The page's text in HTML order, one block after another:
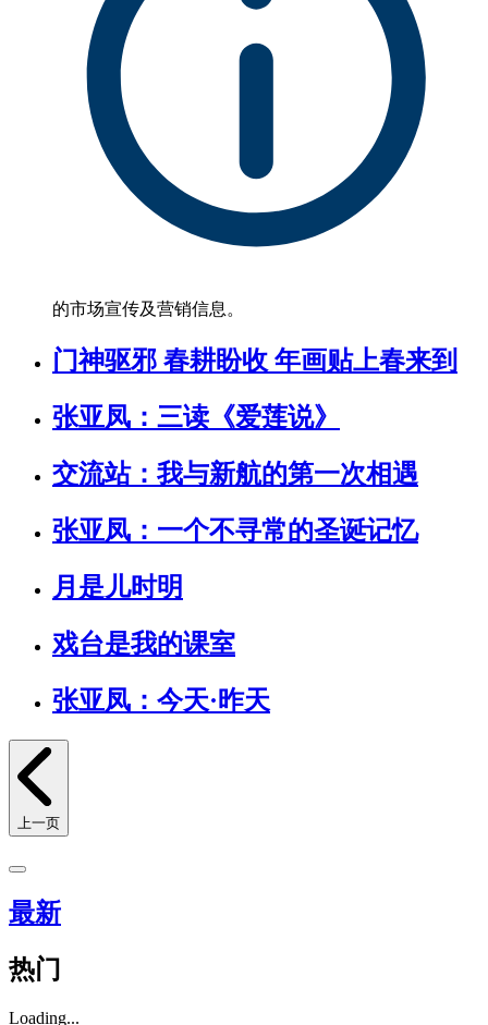
的市场宣传及营销信息。
门神驱邪 春耕盼收 年画贴上春来到
张亚凤：三读《爱莲说》
交流站：我与新航的第一次相遇
张亚凤：一个不寻常的圣诞记忆
月是儿时明
戏台是我的课室
张亚凤：今天·昨天
上一页
最新
热门
Loading...